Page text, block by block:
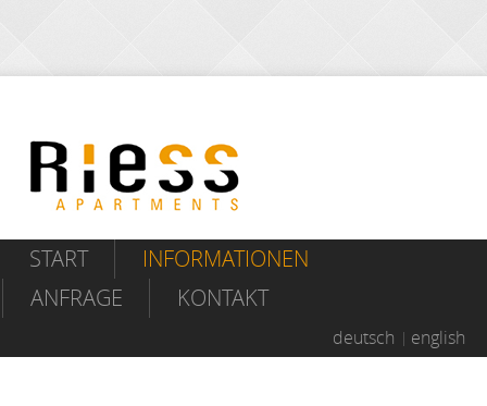
START
INFORMATIONEN
ANFRAGE
KONTAKT
deutsch english